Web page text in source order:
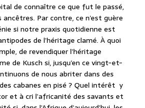
de connaître ce que fut le passé,
ancêtres. Par contre, ce n’est guère
si notre praxis quotidienne est
de l’héritage clamé. À quoi
de revendiquer l’héritage
de Kusch si, jusqu’en ce vingt-et-
de nous abriter dans des
cabanes en pisé ? Quel intérêt y
et à cri l’africanité des savants et